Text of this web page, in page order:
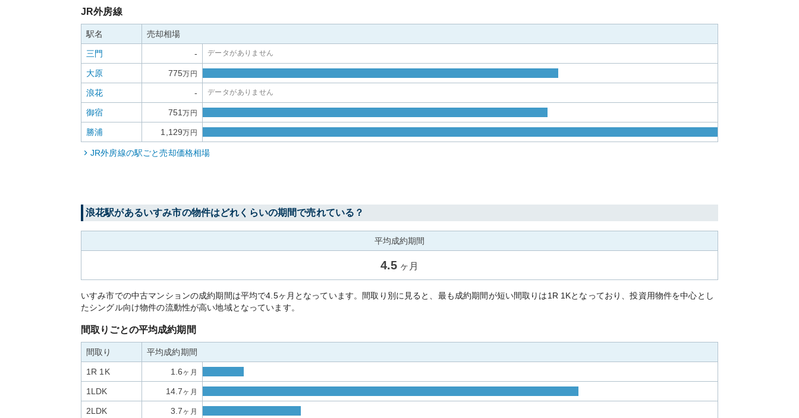
JR外房線
駅名 売却相場
三門 - データがありません
大原 775万円
浪花 - データがありません
御宿 751万円
勝浦 1,129万円
JR外房線の駅ごと売却価格相場
浪花駅があるいすみ市の物件はどれくらいの期間で売れている？
平均成約期間
4.5 ヶ月
いすみ市での中古マンションの成約期間は平均で4.5ヶ月となっています。間取り別に見ると、最も成約期間が短い間取りは1R 1Kとなっており、投資用物件を中心とし
たシングル向け物件の流動性が高い地域となっています。
間取りごとの平均成約期間
間取り 平均成約期間
1R 1K 1.6ヶ月
1LDK 14.7ヶ月
2LDK 3.7ヶ月